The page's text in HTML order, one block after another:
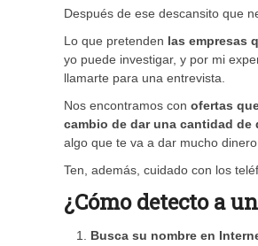
Después de ese descansito que
Lo que pretenden las empresas
yo puede investigar, y por mi
llamarte para una entrevista.
Nos encontramos con ofertas
cambio de dar una cantidad
algo que te va a dar mucho
Ten, además, cuidado con los
¿Cómo detecto a
Busca su nombre en